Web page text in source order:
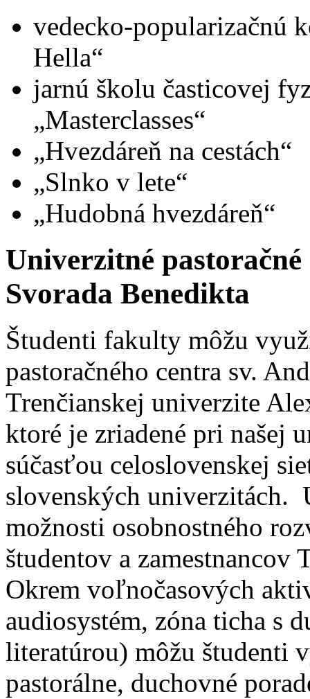
vedecko-popularizačnú
Hella“
jarnú školu časticovej
„Masterclasses“
„Hvezdáreň na cestách“
„Slnko v lete“
„Hudobná hvezdáreň“
Univerzitné
Svorada Benedikta
Študenti fakulty môžu
pastoračného centra sv.
Trenčianskej univerzite
ktoré je zriadené pri našej
súčasťou celoslovenskej
slovenských univerzitách.
možnosti osobnostného
študentov a
Okrem voľnočasových
audiosystém, zóna ticha s
literatúrou) môžu študenti
pastorálne, duchovné